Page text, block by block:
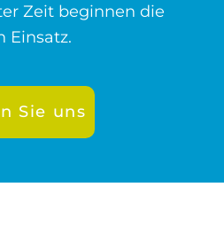
Zeit beginnen die
Einsatz.
Sie uns